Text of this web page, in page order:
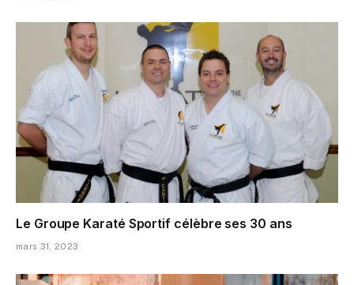
Le Groupe Karaté Sportif célèbre ses 30 ans
mars 31, 2023